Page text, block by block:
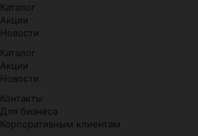
Каталог
Акции
Новости
Каталог
Акции
Новости
Контакты
Для бизнеса
Корпоративным клиентам